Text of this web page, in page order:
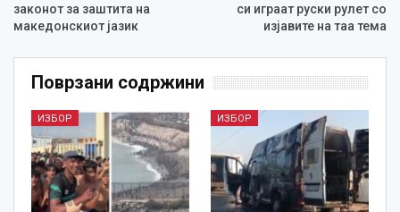
законот за заштита на
македонскиот јазик
си играат руски рулет со
изјавите на таа тема
Поврзани содржини
ИЗБОР ИЗБОР